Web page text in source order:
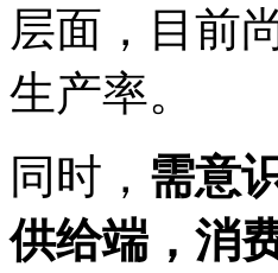
层面，目前
生产率。
同时， 需意
供给端，消